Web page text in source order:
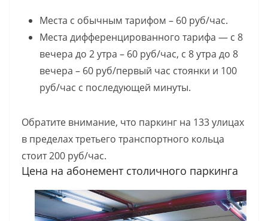
Места с обычным тарифом – 60 руб/час.
Места дифференцированного тарифа — с 8
вечера до 2 утра – 60 руб/час, с 8 утра до 8
вечера – 60 руб/первый час стоянки и 100
руб/час с последующей минуты.
Обратите внимание, что паркинг на 133 улицах
в пределах третьего транспортного кольца
стоит 200 руб/час.
Цена на абонемент столичного паркинга